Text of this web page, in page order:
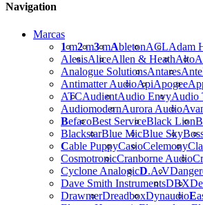
Navigation
Marcas
1m2m3mAbletonACLAdam
AlesisAliceAllen & HeathAlto
Analogue SolutionsAntares
Antimatter AudioApiApogee
ATCAudientAudio EnvyAudio
AudiomodernAurora Audio
BefacoBest ServiceBlack Lion
BlackstarBlue MicBlue Sky
Cable PuppyCasioCelemony
CosmotronicCranborne Audio
Cyclone AnalogicD.A.V
Dave Smith InstrumentsDBX
DrawmerDreadboxDynaudioE